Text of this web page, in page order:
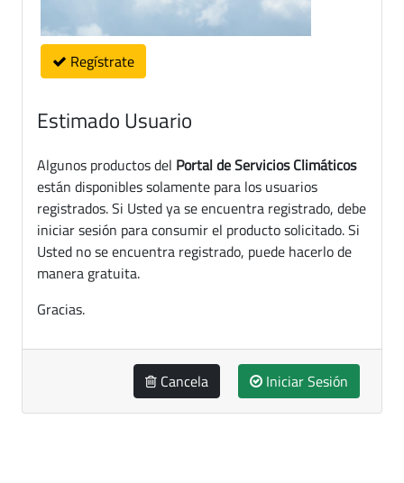
Regístrate
Estimado Usuario
Algunos productos del Portal de Servicios Climáticos
están disponibles solamente para los usuarios
registrados. Si Usted ya se encuentra registrado, debe
iniciar sesión para consumir el producto solicitado. Si
Usted no se encuentra registrado, puede hacerlo de
manera gratuita.
Gracias.
Cancela Iniciar Sesión